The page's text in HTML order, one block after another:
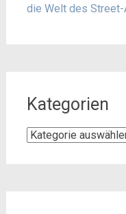
die Welt des
Kategorien
Kategorien